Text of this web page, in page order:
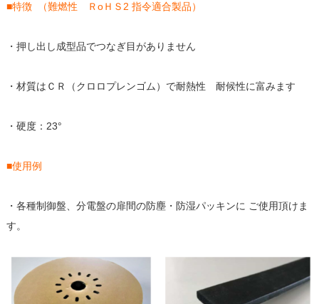
■特徴 （難燃性 ＲoＨＳ2 指令適合製品）
・押し出し成型品でつなぎ目がありません
・材質はＣＲ（クロロプレンゴム）で耐熱性 耐候性に富みます
・硬度：23°
■使用例
・各種制御盤、分電盤の扉間の防塵・防湿パッキンに ご使用頂けま
す。